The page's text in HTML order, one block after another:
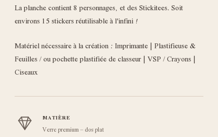
La planche contient 8 personnages, et des Stickitees. Soit
environs 15 stickers réutilisable à l'infini !
Matériel nécessaire à la création : Imprimante | Plastifieuse &
Feuilles / ou pochette plastifiée de classeur | VSP / Crayons |
Ciseaux
MATIÈRE
Verre premium – dos plat